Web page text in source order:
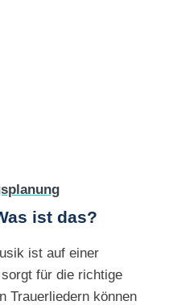
ist das?
ist auf einer
für die richtige
Trauerliedern können